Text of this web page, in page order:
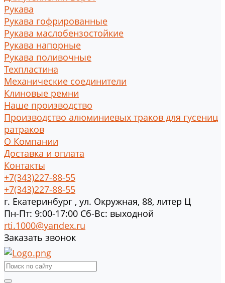
Рукава
Рукава гофрированные
Рукава маслобензостойкие
Рукава напорные
Рукава поливочные
Техпластина
Механические соединители
Клиновые ремни
Наше производство
Производство алюминиевых траков для гусениц
ратраков
О Компании
Доставка и оплата
Контакты
+7(343)227-88-55
+7(343)227-88-55
г. Екатеринбург , ул. Окружная, 88, литер Ц
Пн-Пт: 9:00-17:00 Cб-Вс: выходной
rti.1000@yandex.ru
Заказать звонок